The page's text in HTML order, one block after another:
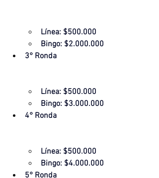
Línea: $500.000
Bingo: $2.000.000
3° Ronda
Línea: $500.000
Bingo: $3.000.000
4° Ronda
Línea: $500.000
Bingo: $4.000.000
5° Ronda